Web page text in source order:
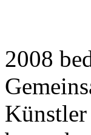
2008